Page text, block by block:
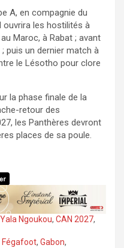
A, en compagnie du
ouvrira les hostilités à
Maroc, à Rabat ; avant
puis un dernier match à
le Lésotho pour clore
la phase finale de la
retour des
les Panthères devront
places de sa poule.
Ngoukou, CAN 2027,
Fégafoot, Gabon,